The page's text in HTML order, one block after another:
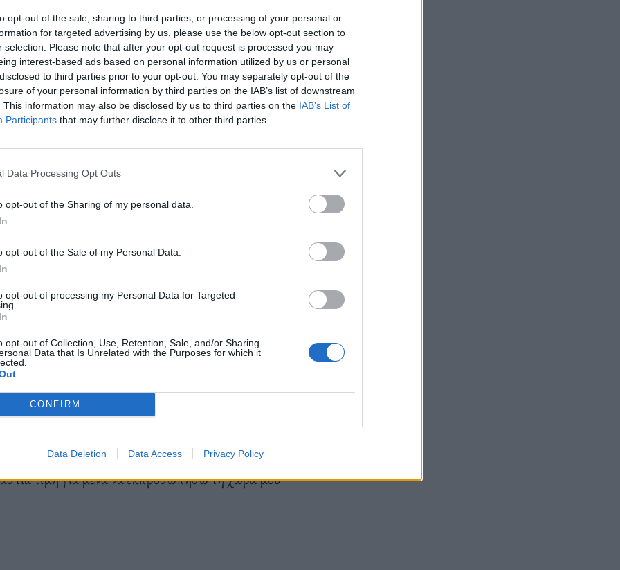
opt-out of the sale, sharing to third parties, or processing of your personal or
for targeted advertising by us, please use the below opt-out section to
selection. Please note that after your opt-out request is processed you may
interest-based ads based on personal information utilized by us or personal
to third parties prior to your opt-out. You may separately opt-out of the
of your personal information by third parties on the IAB’s list of downstream
This information may also be disclosed by us to third parties on the IAB’s List of
Participants that may further disclose it to other third parties.
Data Processing Opt Outs
opt-out of the Sharing of my personal data.
opt-out of the Sale of my Personal Data.
opt-out of processing my Personal Data for Targeted
opt-out of Collection, Use, Retention, Sale, and/or Sharing
Data that Is Unrelated with the Purposes for which it
CONFIRM
Data Deletion Data Access Privacy Policy
την Εθνική Ομάδα. Μετα την ολοκλήρωση της
του, προκειμένου να είμαι στην κατάσταση
από μήνες δουλειας αλλά και πολλές
ότι δεν έχω επανέλθει σε βαθμό που να μπορώ
να συνεχισω την δουλειά ώστε να
χρόνια. Η απογοήτευση είναι τεράστια διότι η
επιλογής. Σε περίπτωση, που συνέχιζα
εαυτό μου και την υγεία μου σε ρίσκο.
ομάδας, είναι η πρόκριση στους
τιμή για μένα να εκπροσωπήσω τη χώρα μου